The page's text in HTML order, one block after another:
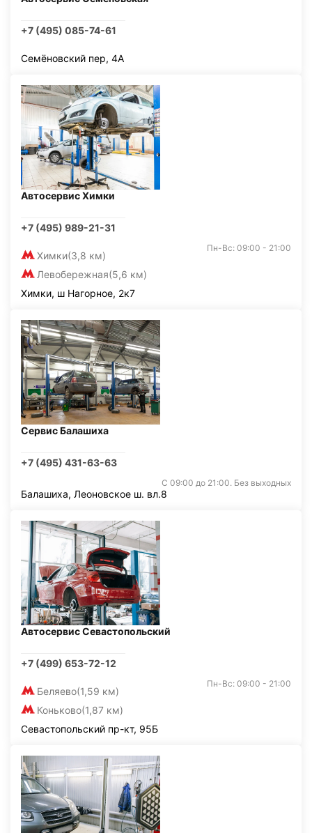
+7 (495) 085-74-61
Семёновский пер, 4А
Автосервис Химки
+7 (495) 989-21-31
Химки(3,8 км)
Левобережная(5,6 км)
Пн-Вс: 09:00 - 21:00
Химки, ш Нагорное, 2к7
Сервис Балашиха
+7 (495) 431-63-63
С 09:00 до 21:00. Без выходных
Балашиха, Леоновское ш. вл.8
Автосервис Севастопольский
+7 (499) 653-72-12
Беляево(1,59 км)
Коньково(1,87 км)
Пн-Вс: 09:00 - 21:00
Севастопольский пр-кт, 95Б